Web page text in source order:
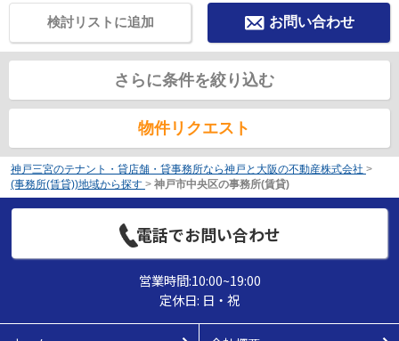
お問い合わせ
検討リストに追加
さらに条件を絞り込む
物件リクエスト
神戸三宮のテナント・貸店舗・貸事務所なら神戸と大阪の不動産株式会社 >
(事務所(賃貸))地域から探す > 神戸市中央区の事務所(賃貸)
電話でお問い合わせ
営業時間:10:00~19:00
定休日: 日・祝